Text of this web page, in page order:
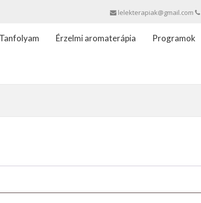
lelekterapiak@gmail.com
Tanfolyam Érzelmi aromaterápia Programok